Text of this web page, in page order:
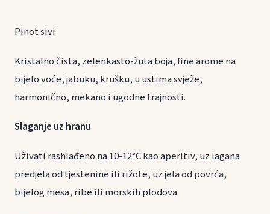
Pinot sivi
Kristalno čista, zelenkasto-žuta boja, fine arome na
bijelo voće, jabuku, krušku, u ustima svježe,
harmonično, mekano i ugodne trajnosti.
Slaganje uz hranu
Uživati rashlađeno na 10-12°C kao aperitiv, uz lagana
predjela od tjestenine ili rižote, uz jela od povrća,
bijelog mesa, ribe ili morskih plodova.